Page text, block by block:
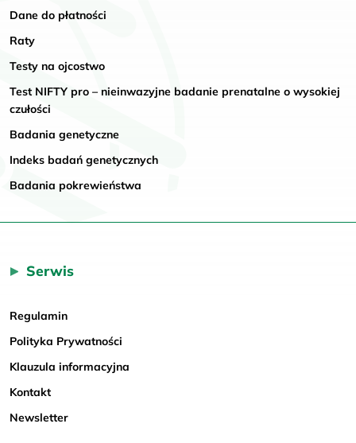
Dane do płatności
Raty
Testy na ojcostwo
Test NIFTY pro – nieinwazyjne badanie prenatalne o wysokiej
czułości
Badania genetyczne
Indeks badań genetycznych
Badania pokrewieństwa
Serwis
Regulamin
Polityka Prywatności
Klauzula informacyjna
Kontakt
Newsletter